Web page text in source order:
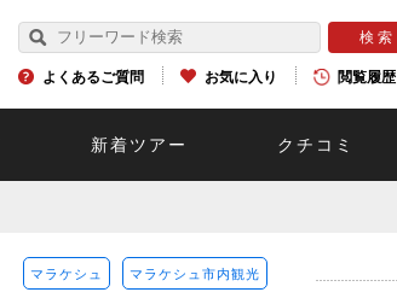
よくあるご質問 お気に入り 閲覧履歴
新着ツアー クチコミ
マラケシュ マラケシュ市内観光